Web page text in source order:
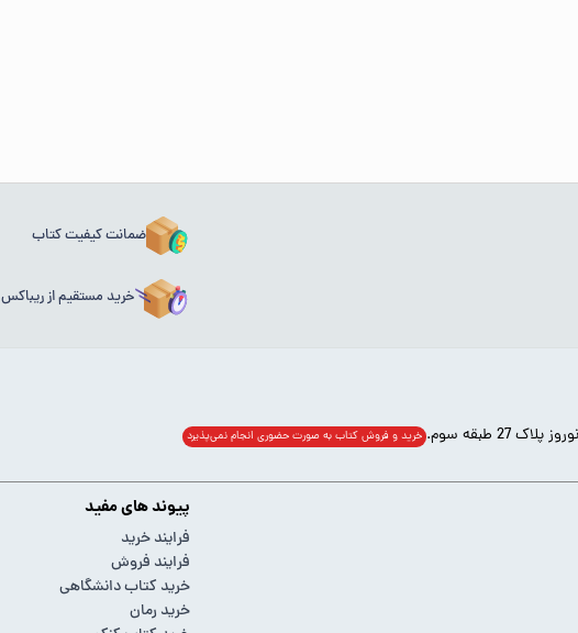
ضمانت کیفیت کتاب
خرید مستقیم از ریباکس
خرید و فروش کتاب به صورت حضوری انجام‌ نمی‌پذیرد
پیوند های مفید
فرایند خرید
فرایند فروش
خرید کتاب دانشگاهی
خرید رمان